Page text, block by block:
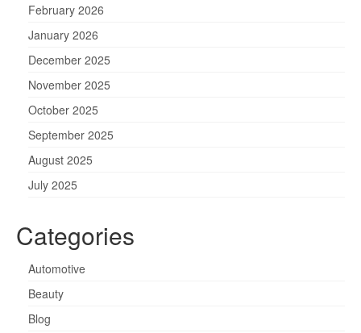
February 2026
January 2026
December 2025
November 2025
October 2025
September 2025
August 2025
July 2025
Categories
Automotive
Beauty
Blog